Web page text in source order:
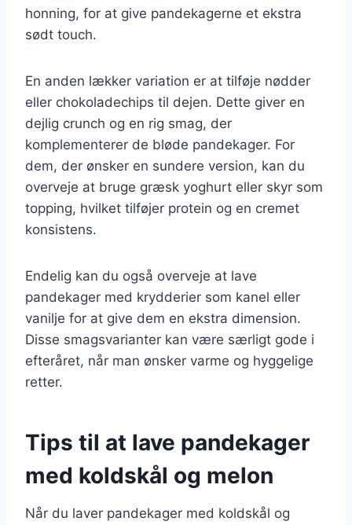
honning, for at give pandekagerne et ekstra
sødt touch.
En anden lækker variation er at tilføje nødder
eller chokoladechips til dejen. Dette giver en
dejlig crunch og en rig smag, der
komplementerer de bløde pandekager. For
dem, der ønsker en sundere version, kan du
overveje at bruge græsk yoghurt eller skyr som
topping, hvilket tilføjer protein og en cremet
konsistens.
Endelig kan du også overveje at lave
pandekager med krydderier som kanel eller
vanilje for at give dem en ekstra dimension.
Disse smagsvarianter kan være særligt gode i
efteråret, når man ønsker varme og hyggelige
retter.
Tips til at lave pandekager
med koldskål og melon
Når du laver pandekager med koldskål og